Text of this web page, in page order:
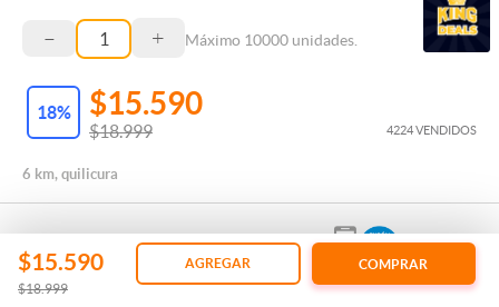
– + Máximo 10000 unidades.
18% $15.590
$18.999 4224 VENDIDOS
6 km, quilicura
$15.590
$18.999
AGREGAR COMPRAR